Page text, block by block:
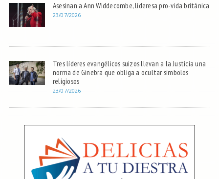
Asesinan a Ann Widdecombe, lideresa pro-vida británica
23/07/2026
Tres líderes evangélicos suizos llevan a la Justicia una
norma de Ginebra que obliga a ocultar símbolos
religiosos
23/07/2026